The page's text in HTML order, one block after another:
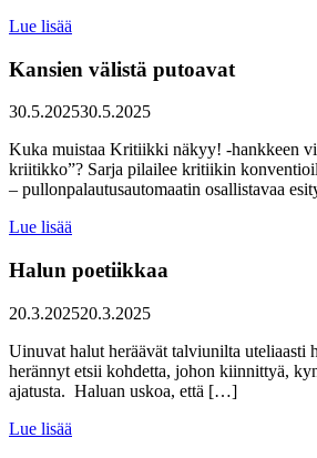
Lue lisää
Kansien välistä putoavat
30.5.202530.5.2025
Kuka muistaa Kritiikki näkyy! -hankkeen
kriitikko”? Sarja pilailee kritiikin
– pullonpalautusautomaatin osallistavaa
Lue lisää
Halun poetiikkaa
20.3.202520.3.2025
Uinuvat halut heräävät talviunilta uteliaasti
herännyt etsii kohdetta, johon kiinnittyä,
ajatusta. Haluan uskoa, että […]
Lue lisää